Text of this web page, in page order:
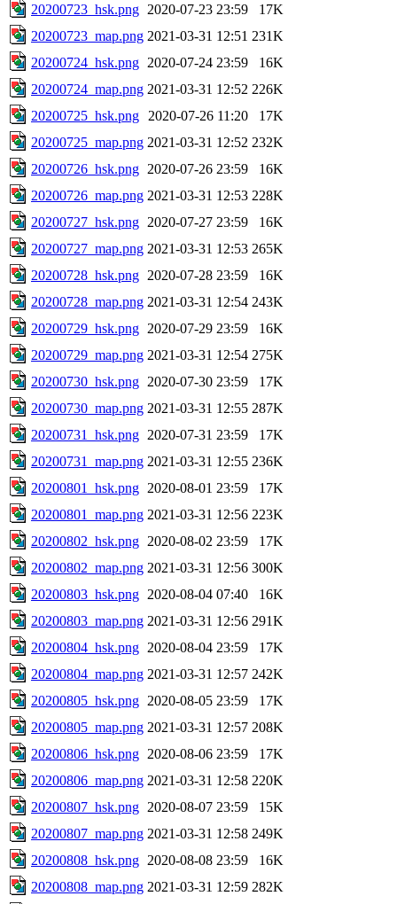
20200723_hsk.png 2020-07-23 23:59
17K
20200723_map.png 2021-03-31 12:51 231K
20200724_hsk.png 2020-07-24 23:59
16K
20200724_map.png 2021-03-31 12:52 226K
20200725_hsk.png
2020-07-26 11:20
17K
20200725_map.png 2021-03-31 12:52 232K
20200726_hsk.png 2020-07-26 23:59
16K
20200726_map.png 2021-03-31 12:53 228K
20200727_hsk.png 2020-07-27 23:59
16K
20200727_map.png 2021-03-31 12:53 265K
20200728_hsk.png 2020-07-28 23:59
16K
20200728_map.png 2021-03-31 12:54 243K
20200729_hsk.png 2020-07-29 23:59
16K
20200729_map.png 2021-03-31 12:54 275K
20200730_hsk.png 2020-07-30 23:59
17K
20200730_map.png 2021-03-31 12:55 287K
20200731_hsk.png 2020-07-31 23:59
17K
20200731_map.png 2021-03-31 12:55 236K
20200801_hsk.png 2020-08-01 23:59
17K
20200801_map.png 2021-03-31 12:56 223K
20200802_hsk.png 2020-08-02 23:59
17K
20200802_map.png 2021-03-31 12:56 300K
20200803_hsk.png 2020-08-04 07:40
16K
20200803_map.png 2021-03-31 12:56 291K
20200804_hsk.png 2020-08-04 23:59
17K
20200804_map.png 2021-03-31 12:57 242K
20200805_hsk.png 2020-08-05 23:59
17K
20200805_map.png 2021-03-31 12:57 208K
20200806_hsk.png 2020-08-06 23:59
17K
20200806_map.png 2021-03-31 12:58 220K
20200807_hsk.png 2020-08-07 23:59
15K
20200807_map.png 2021-03-31 12:58 249K
20200808_hsk.png 2020-08-08 23:59
16K
20200808_map.png 2021-03-31 12:59 282K